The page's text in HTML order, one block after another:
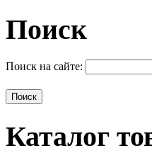
Поиск
Поиск на сайте:
Каталог